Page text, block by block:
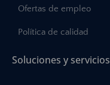
Ofertas de empleo
Política de calidad
Soluciones y servicios